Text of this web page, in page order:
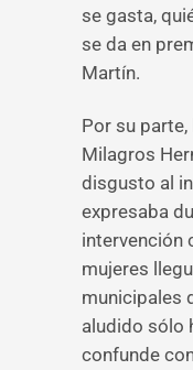
se gasta,
se da en
Martín.
Por su parte,
Milagros
disgusto al
expresaba
intervención
mujeres
municipales
aludido sólo
confunde